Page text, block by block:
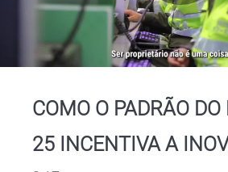
COMO O PADRÃO
25 INCENTIVA A